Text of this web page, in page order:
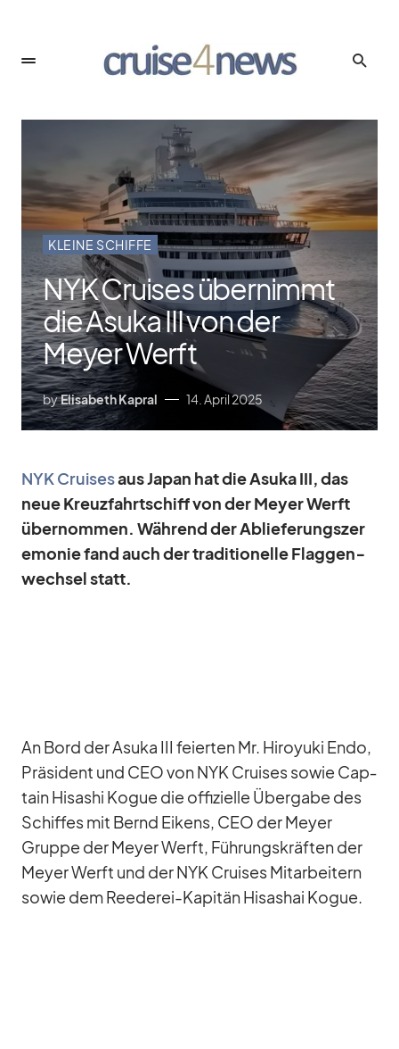
KLEINE SCHIFFE
NYK Cruises übernimmt
die Asuka III von der
Meyer Werft
byElisabeth Kapral 14. April 2025
NYK Crui­sesaus Ja­pan hat die Asuka III, das
neue Kreuz­fahrt­schiff von der Meyer Werft
über­nom­men. Wäh­rend der Ab­lie­fe­rungs­ze­r
e­mo­nie fand auch der tra­di­tio­nelle Flag­gen­
wech­sel statt.
An Bord der Asuka III fei­er­ten Mr. Hi­roy­uki Endo,
Prä­si­dent und CEO von NYK Crui­ses so­wie Cap­
tain Hisa­shi Ko­gue die of­fi­zi­elle Über­gabe des
Schif­fes mit Bernd Ei­kens, CEO der Meyer
Gruppe der Meyer Werft, Füh­rungs­kräf­ten der
Meyer Werft und der NYK Crui­ses Mit­ar­bei­tern
so­wie dem Ree­de­rei-Ka­pi­tän Hisas­hai Ko­gue.